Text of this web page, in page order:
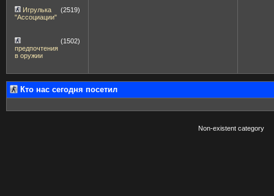
Игрулька
"Ассоциации"
(2519)
предпочтения
в оружии
(1502)
Кто нас сегодня посетил
Non-existent category